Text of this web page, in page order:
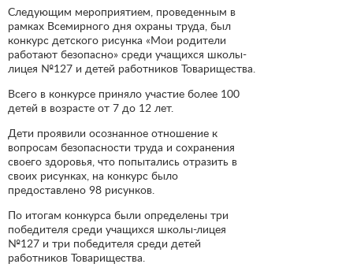
Следующим мероприятием, проведенным в
рамках Всемирного дня охраны труда, был
конкурс детского рисунка «Мои родители
работают безопасно» среди учащихся школы-
лицея №127 и детей работников Товарищества.
Всего в конкурсе приняло участие более 100
детей в возрасте от 7 до 12 лет.
Дети проявили осознанное отношение к
вопросам безопасности труда и сохранения
своего здоровья, что попытались отразить в
своих рисунках, на конкурс было
предоставлено 98 рисунков.
По итогам конкурса были определены три
победителя среди учащихся школы-лицея
№127 и три победителя среди детей
работников Товарищества.